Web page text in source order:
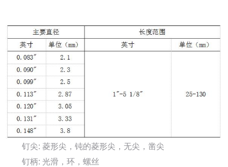
钉尖: 菱形尖，钝的菱形尖，无尖，凿尖
钉柄: 光滑，环，螺丝